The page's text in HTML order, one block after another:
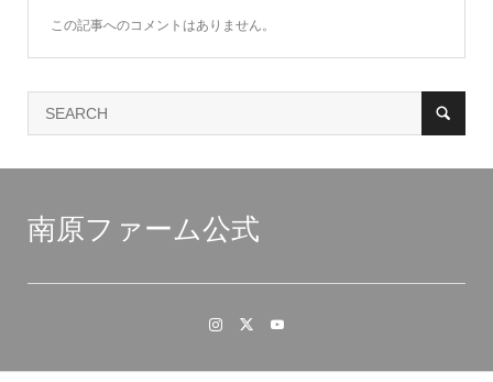
この記事へのコメントはありません。
南原ファーム公式